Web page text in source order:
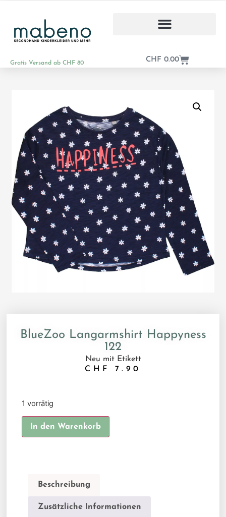
Gratis Versand ab CHF 80 CHF 0.00
BlueZoo Langarmshirt Happyness
122
Neu mit Etikett
CHF
7.90
1 vorrätig
In den Warenkorb
Beschreibung
Zusätzliche Informationen